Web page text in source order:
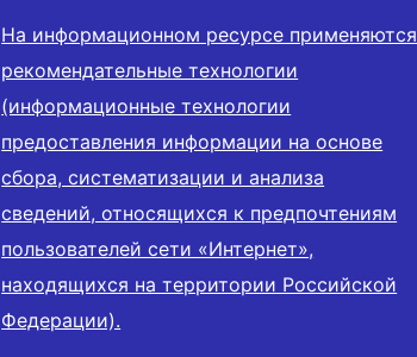
На информационном ресурсе применяются
рекомендательные технологии
(информационные технологии
предоставления информации на основе
сбора, систематизации и анализа
сведений, относящихся к предпочтениям
пользователей сети «Интернет»,
находящихся на территории Российской
Федерации).